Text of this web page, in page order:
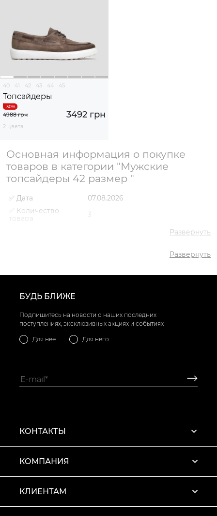
40 41 42 43 44 45
Топсайдеры
3492 грн
4988 грн
2 цвета
Основная информация о покупке
товаров в категории "Мужские
топсайдеры 42 размер "
✅ Дата
07.08.2026
✅ Количество
товара
3
популярный товар
Развернуть
Развернуть
БУДЬ БЛИЖЕ
Подпишитесь на новости о наших последних
поступлениях, эксклюзивных акциях и событиях
Для нее Для него
КОНТАКТЫ
КОМПАНИЯ
КЛИЕНТАМ